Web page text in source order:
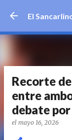
El
Recorte
entre
debate
el mayo 16, 2026